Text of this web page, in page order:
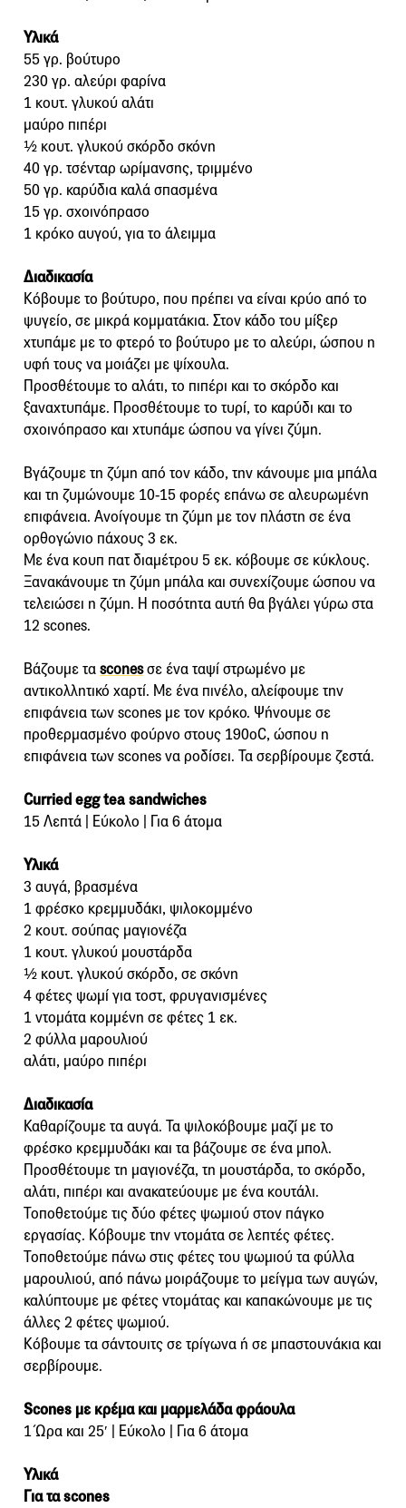
Υλικά
55 γρ. βούτυρο
230 γρ. αλεύρι φαρίνα
1 κουτ. γλυκού αλάτι
μαύρο πιπέρι
½ κουτ. γλυκού σκόρδο σκόνη
40 γρ. τσένταρ ωρίμανσης, τριμμένο
50 γρ. καρύδια καλά σπασμένα
15 γρ. σχοινόπρασο
1 κρόκο αυγού, για το άλειμμα
Διαδικασία
Κόβουμε το βούτυρο, που πρέπει να είναι κρύο από το
ψυγείο, σε μικρά κομματάκια. Στον κάδο του μίξερ
χτυπάμε με το φτερό το βούτυρο με το αλεύρι, ώσπου η
υφή τους να μοιάζει με ψίχουλα.
Προσθέτουμε το αλάτι, το πιπέρι και το σκόρδο και
ξαναχτυπάμε. Προσθέτουμε το τυρί, το καρύδι και το
σχοινόπρασο και χτυπάμε ώσπου να γίνει ζύμη.
Βγάζουμε τη ζύμη από τον κάδο, την κάνουμε μια μπάλα
και τη ζυμώνουμε 10-15 φορές επάνω σε αλευρωμένη
επιφάνεια. Ανοίγουμε τη ζύμη με τον πλάστη σε ένα
ορθογώνιο πάχους 3 εκ.
Με ένα κουπ πατ διαμέτρου 5 εκ. κόβουμε σε κύκλους.
Ξανακάνουμε τη ζύμη μπάλα και συνεχίζουμε ώσπου να
τελειώσει η ζύμη. Η ποσότητα αυτή θα βγάλει γύρω στα
12 scones.
Βάζουμε ταsconesσε ένα ταψί στρωμένο με
αντικολλητικό χαρτί. Με ένα πινέλο, αλείφουμε την
επιφάνεια των scones με τον κρόκο. Ψήνουμε σε
προθερμασμένο φούρνο στους 190οC, ώσπου η
επιφάνεια των scones να ροδίσει. Τα σερβίρουμε ζεστά.
Curried egg tea sandwiches
15 Λεπτά | Εύκολο | Για 6 άτομα
Υλικά
3 αυγά, βρασμένα
1 φρέσκο κρεμμυδάκι, ψιλοκομμένο
2 κουτ. σούπας μαγιονέζα
1 κουτ. γλυκού μουστάρδα
½ κουτ. γλυκού σκόρδο, σε σκόνη
4 φέτες ψωμί για τοστ, φρυγανισμένες
1 ντομάτα κομμένη σε φέτες 1 εκ.
2 φύλλα μαρουλιού
αλάτι, μαύρο πιπέρι
Διαδικασία
Καθαρίζουμε τα αυγά. Τα ψιλοκόβουμε μαζί με το
φρέσκο κρεμμυδάκι και τα βάζουμε σε ένα μπολ.
Προσθέτουμε τη μαγιονέζα, τη μουστάρδα, το σκόρδο,
αλάτι, πιπέρι και ανακατεύουμε με ένα κουτάλι.
Τοποθετούμε τις δύο φέτες ψωμιού στον πάγκο
εργασίας. Κόβουμε την ντομάτα σε λεπτές φέτες.
Τοποθετούμε πάνω στις φέτες του ψωμιού τα φύλλα
μαρουλιού, από πάνω μοιράζουμε το μείγμα των αυγών,
καλύπτουμε με φέτες ντομάτας και καπακώνουμε με τις
άλλες 2 φέτες ψωμιού.
Κόβουμε τα σάντουιτς σε τρίγωνα ή σε μπαστουνάκια και
σερβίρουμε.
Scones με κρέμα και μαρμελάδα φράουλα
1 Ώρα και 25′ | Εύκολο | Για 6 άτομα
Υλικά
Για τα scones